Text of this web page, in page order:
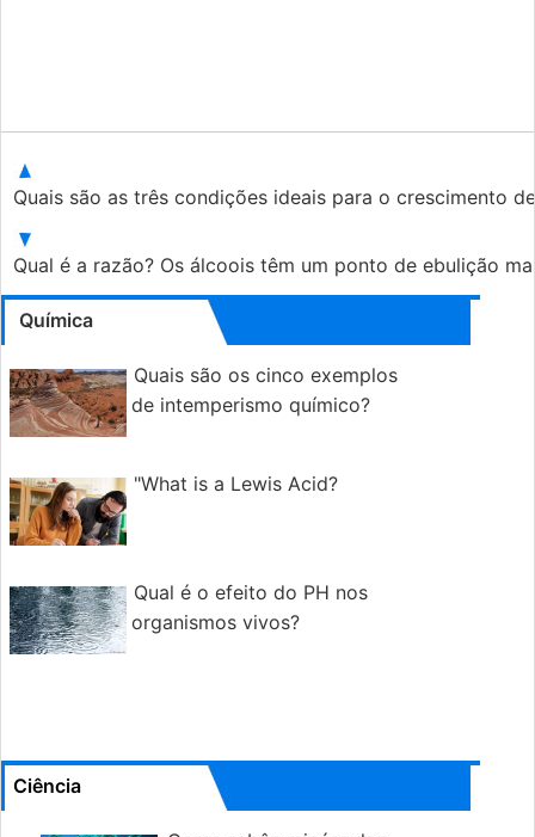
Quais são as três condições ideais para o crescimento
Qual é a razão? Os álcoois têm um ponto de ebulição
Química
Quais são os cinco exemplos
de intemperismo químico?
"What is a Lewis Acid?
Qual é o efeito do PH nos
organismos vivos?
Ciência